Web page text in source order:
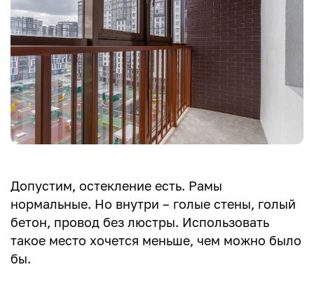
Допустим, остекление есть. Рамы
нормальные. Но внутри – голые стены, голый
бетон, провод без люстры. Использовать
такое место хочется меньше, чем можно было
бы.